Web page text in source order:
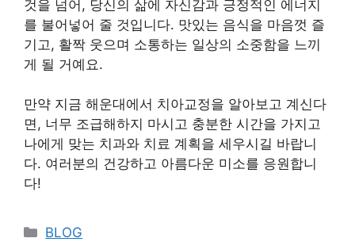
것을 넘어, 당신의 삶에 자신감과 긍정적인 에너지
를 불어넣어 줄 것입니다. 맛있는 음식을 마음껏 즐
기고, 활짝 웃으며 소통하는 일상의 소중함을 느끼
게 될 거예요.
만약 지금 해운대에서 치아교정을 알아보고 계신다
면, 너무 조급해하지 마시고 충분한 시간을 가지고
나에게 맞는 치과와 치료 계획을 세우시길 바랍니
다. 여러분의 건강하고 아름다운 미소를 응원합니
다!
Categories
BLOG